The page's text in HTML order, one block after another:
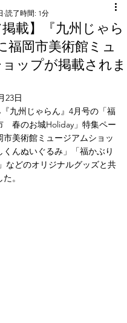
掲載】『九州じゃら
福岡市美術館ミュ
ップが掲載されま
読了時間: 1分
23日
九州じゃらん』4月号の「福
　春のお城Holiday」特集ペー
市美術館ミュージアムショッ
くんぬいぐるみ」「福かぶり
などのオリジナルグッズと共
。